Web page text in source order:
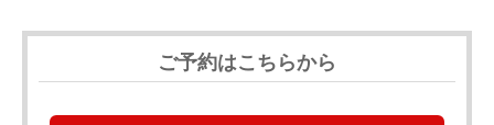
ご予約はこちらから